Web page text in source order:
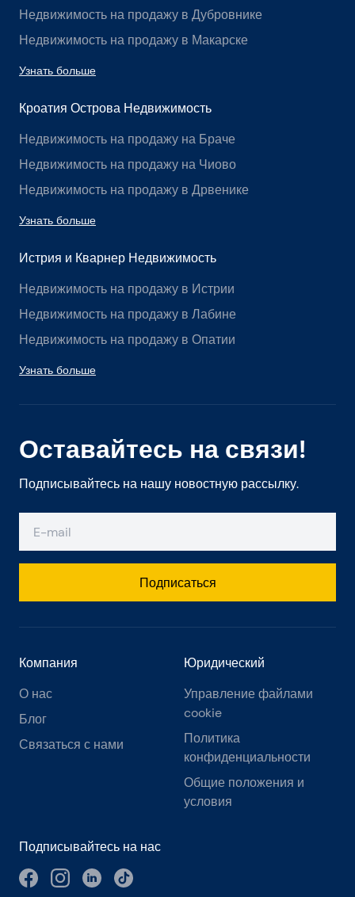
Оставайтесь на связи!
Подписывайтесь на нашу новостную рассылку.
Подписаться
Недвижимость на продажу в Дубровнике
Недвижимость на продажу в Макарске
Узнать больше
Кроатия Острова Недвижимость
Недвижимость на продажу на Браче
Недвижимость на продажу на Чиово
Недвижимость на продажу в Дрвенике
Узнать больше
Истрия и Кварнер Недвижимость
Недвижимость на продажу в Истрии
Недвижимость на продажу в Лабине
Недвижимость на продажу в Опатии
Узнать больше
Компания
О нас
Блог
Связаться с нами
Юридический
Управление файлами
cookie
Политика
конфиденциальности
Общие положения и
условия
Подписывайтесь на нас